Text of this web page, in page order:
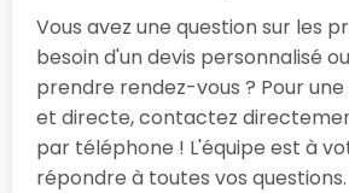
Vous avez une question sur les
besoin d'un devis personnalisé
prendre rendez-vous ? Pour
et directe, contactez
par téléphone ! L'équipe est à
répondre à toutes vos questions.